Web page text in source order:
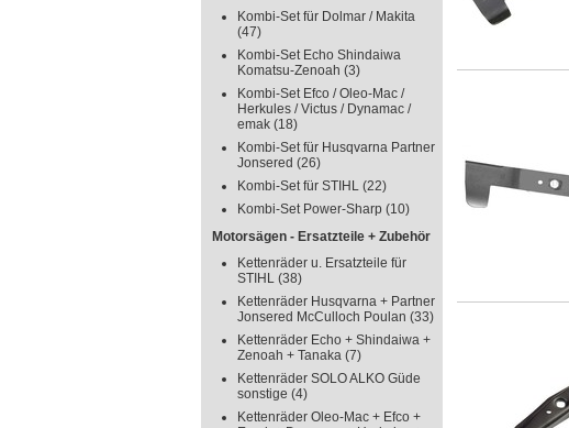
Kombi-Set für Dolmar / Makita
(47)
Kombi-Set Echo Shindaiwa
Komatsu-Zenoah (3)
Kombi-Set Efco / Oleo-Mac /
Herkules / Victus / Dynamac /
emak (18)
Kombi-Set für Husqvarna Partner
Jonsered (26)
Kombi-Set für STIHL (22)
Kombi-Set Power-Sharp (10)
Motorsägen - Ersatzteile + Zubehör
Kettenräder u. Ersatzteile für
STIHL (38)
Kettenräder Husqvarna + Partner
Jonsered McCulloch Poulan (33)
Kettenräder Echo + Shindaiwa +
Zenoah + Tanaka (7)
Kettenräder SOLO ALKO Güde
sonstige (4)
Kettenräder Oleo-Mac + Efco +